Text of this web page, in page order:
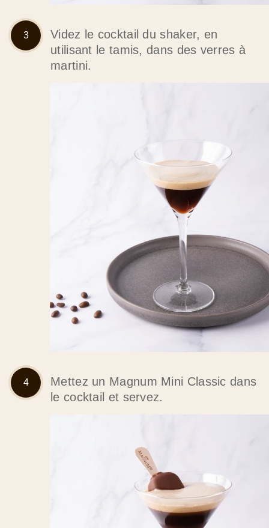
Videz le cocktail du shaker, en
utilisant le tamis, dans des verres à
martini.
Mettez un Magnum Mini Classic dans
le cocktail et servez.